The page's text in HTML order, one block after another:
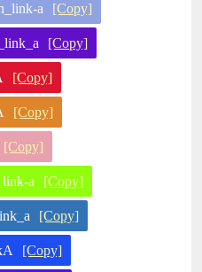
a [Copy]
[Copy]
[Copy]
[Copy]
[Copy]
a [Copy]
[Copy]
[Copy]